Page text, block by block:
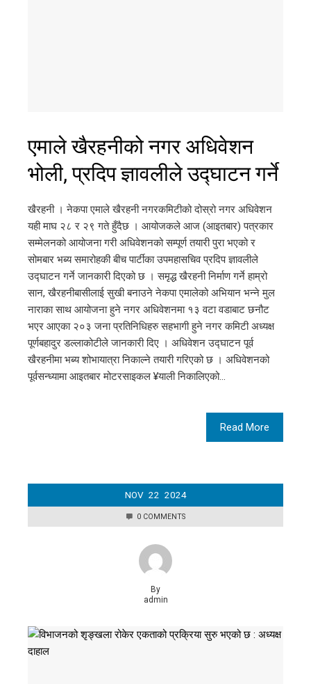
एमाले खैरहनीको नगर अधिवेशन
भोली, प्रदिप ज्ञावलीले उद्घाटन गर्ने
खैरहनी । नेकपा एमाले खैरहनी नगरकमिटीको दोस्रो नगर अधिवेशन
यही माघ २८ र २९ गते हुँदैछ । आयोजकले आज (आइतबार) पत्रकार
सम्मेलनको आयोजना गरी अधिवेशनको सम्पूर्ण तयारी पुरा भएको र
सोमबार भब्य समारोहकी बीच पार्टीका उपमहासचिव प्रदिप ज्ञावलीले
उद्घाटन गर्ने जानकारी दिएको छ । समृद्ध खैरहनी निर्माण गर्ने हाम्रो
सान, खैरहनीबासीलाई सुखी बनाउने नेकपा एमालेको अभियान भन्ने मुल
नाराका साथ आयोजना हुने नगर अधिवेशनमा १३ वटा वडाबाट छनौट
भएर आएका २०३ जना प्रतिनिधिहरु सहभागी हुने नगर कमिटी अध्यक्ष
पूर्णबहादुर डल्लाकोटीले जानकारी दिए । अधिवेशन उद्घाटन पूर्व
खैरहनीमा भब्य शोभायात्रा निकाल्ने तयारी गरिएको छ । अधिवेशनको
पूर्वसन्ध्यामा आइतबार मोटरसाइकल ¥याली निकालिएको…
Read More
NOV 22 2024
0 COMMENTS
By
admin